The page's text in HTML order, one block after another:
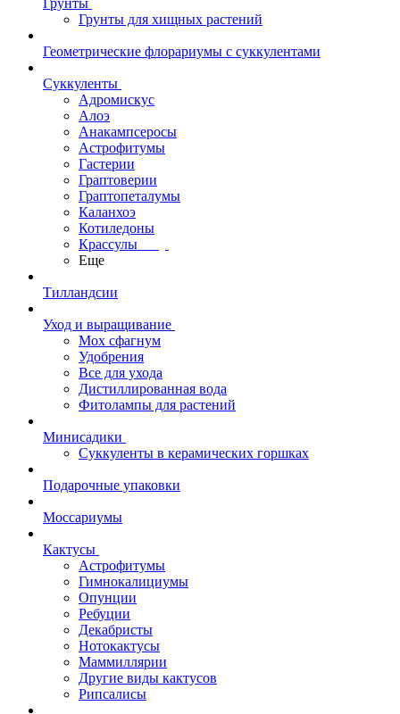
Грунты
Грунты для хищных растений
Геометрические флорариумы с суккулентами
Суккуленты
Адромискус
Алоэ
Анакампсеросы
Астрофитумы
Гастерии
Граптоверии
Граптопеталумы
Каланхоэ
Котиледоны
Крассулы
Еще
Тилландсии
Уход и выращивание
Мох сфагнум
Удобрения
Все для ухода
Дистиллированная вода
Фитолампы для растений
Минисадики
Суккуленты в керамических горшках
Подарочные упаковки
Моссариумы
Кактусы
Астрофитумы
Гимнокалициумы
Опунции
Ребуции
Декабристы
Нотокактусы
Маммиллярии
Другие виды кактусов
Рипсалисы